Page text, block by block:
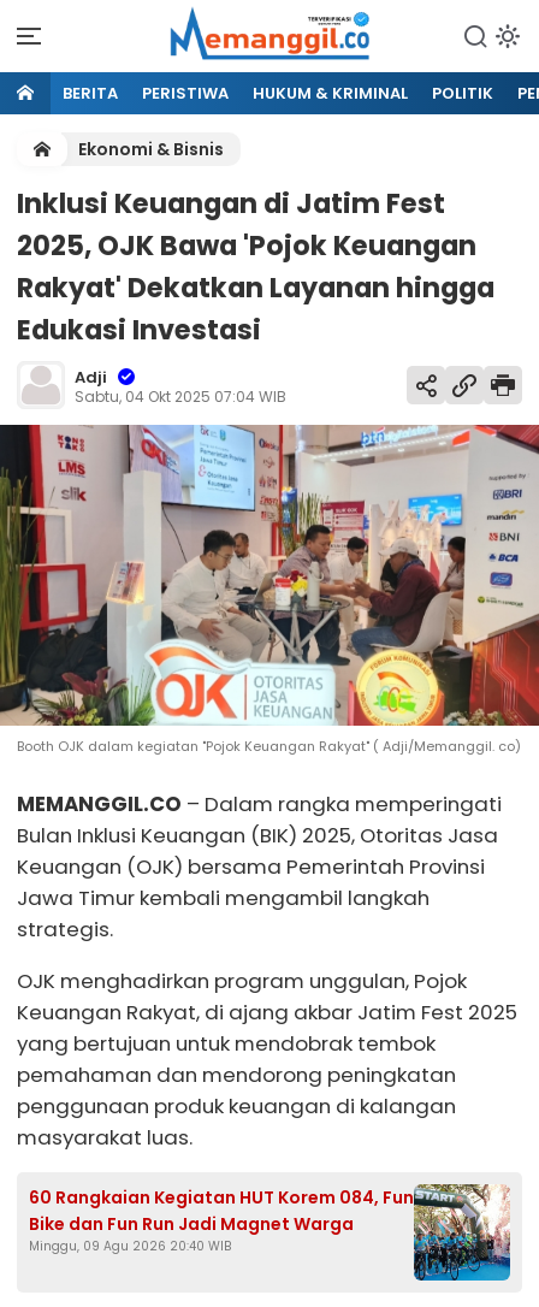
BERITA PERISTIWA HUKUM & KRIMINAL POLITIK
Ekonomi & Bisnis
Inklusi Keuangan di Jatim Fest
2025, OJK Bawa 'Pojok Keuangan
Rakyat' Dekatkan Layanan hingga
Edukasi Investasi
Adji
Sabtu, 04 Okt 2025 07:04 WIB
Booth OJK dalam kegiatan "Pojok Keuangan Rakyat" ( Adji/Memanggil. co)
MEMANGGIL.CO – Dalam rangka memperingati
Bulan Inklusi Keuangan (BIK) 2025, Otoritas Jasa
Keuangan (OJK) bersama Pemerintah Provinsi
Jawa Timur kembali mengambil langkah
strategis.
OJK menghadirkan program unggulan, Pojok
Keuangan Rakyat, di ajang akbar Jatim Fest 2025
yang bertujuan untuk mendobrak tembok
pemahaman dan mendorong peningkatan
penggunaan produk keuangan di kalangan
masyarakat luas.
60 Rangkaian Kegiatan HUT Korem 084, Fun
Bike dan Fun Run Jadi Magnet Warga
Minggu, 09 Agu 2026 20:40 WIB